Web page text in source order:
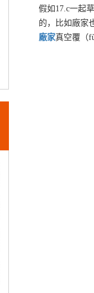
假如17.c一起
的，比如廠家
廠家真空覆（